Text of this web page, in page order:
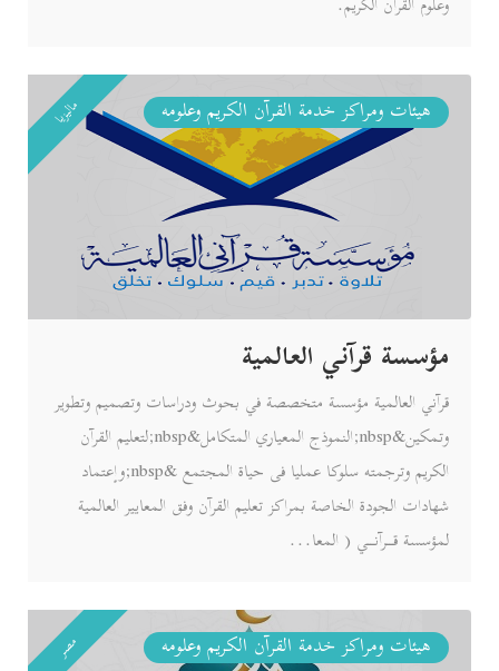
وعلوم القرآن الكريم.
هيئات ومراكز خدمة القرآن الكريم وعلومه ماليزيا
مؤسسة قرآني العالمية
قرآني العالمية مؤسسة متخصصة في بحوث ودراسات وتصميم وتطوير
وتمكين&nbsp;النموذج المعياري المتكامل&nbsp;لتعليم القرآن
الكريم وترجمته سلوكا عمليا فى حياة المجتمع &nbsp;وإعتماد
شهادات الجودة الخاصة بمراكز تعليم القرآن وفق المعايير العالمية
لمؤسسة قــرآنــي ( المعا...
هيئات ومراكز خدمة القرآن الكريم وعلومه مصر